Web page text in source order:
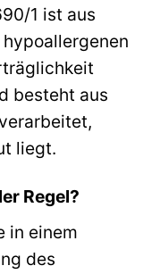
1 ist aus
besteht aus
liegt.
Regel?
in einem
des